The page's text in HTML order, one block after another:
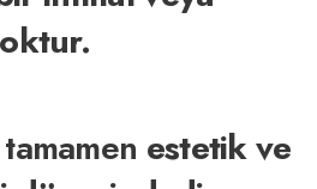
estetik ve